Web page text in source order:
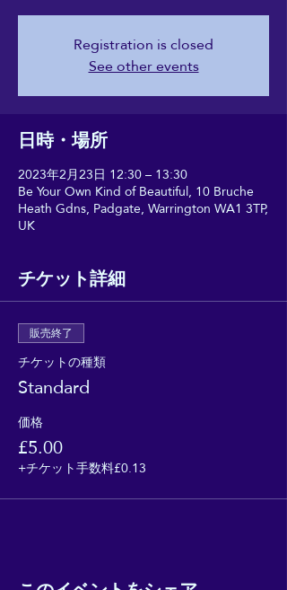
Registration is closed
See other events
日時・場所
2023年2月23日 12:30 – 13:30
Be Your Own Kind of Beautiful, 10 Bruche
Heath Gdns, Padgate, Warrington WA1 3TP,
UK
チケット詳細
販売終了
チケットの種類
Standard
価格
£5.00
+チケット手数料£0.13